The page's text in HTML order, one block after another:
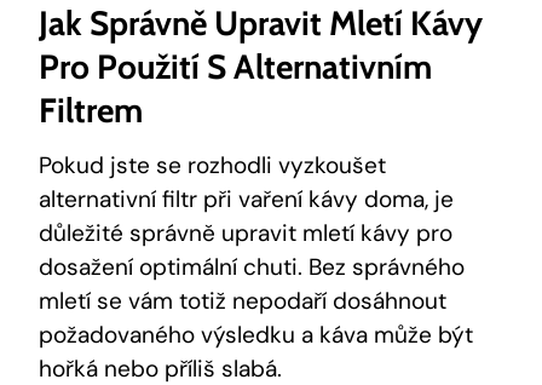
Jak Správně Upravit Mletí Kávy
Pro Použití S Alternativním
Filtrem
Pokud jste se rozhodli vyzkoušet
alternativní filtr při vaření kávy doma, je
důležité správně upravit mletí kávy pro
dosažení optimální chuti. Bez správného
mletí se vám totiž nepodaří dosáhnout
požadovaného výsledku a káva může být
hořká nebo příliš slabá.